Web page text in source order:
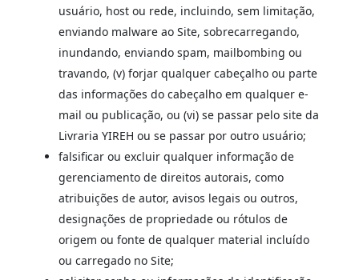
usuário, host ou rede, incluindo, sem limitação,
enviando malware ao Site, sobrecarregando,
inundando, enviando spam, mailbombing ou
travando, (v) forjar qualquer cabeçalho ou parte
das informações do cabeçalho em qualquer e-
mail ou publicação, ou (vi) se passar pelo site da
Livraria YIREH ou se passar por outro usuário;
falsificar ou excluir qualquer informação de
gerenciamento de direitos autorais, como
atribuições de autor, avisos legais ou outros,
designações de propriedade ou rótulos de
origem ou fonte de qualquer material incluído
ou carregado no Site;